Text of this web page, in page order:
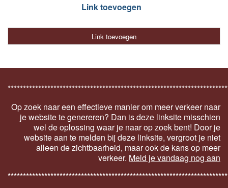
Link toevoegen
Link toevoegen
Op zoek naar een effectieve manier om meer verkeer naar
je website te genereren? Dan is deze linksite misschien
wel de oplossing waar je naar op zoek bent! Door je
website aan te melden bij deze linksite, vergroot je niet
alleen de zichtbaarheid, maar ook de kans op meer
verkeer. Meld je vandaag nog aan